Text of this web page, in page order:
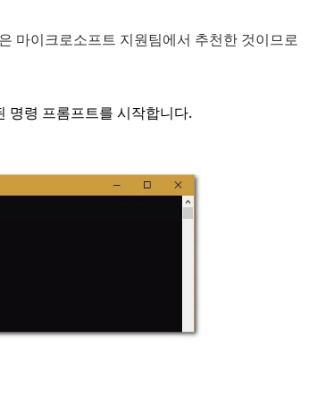
마이크로소프트 지원팀에서 추천한 것이므로
명령 프롬프트를 시작합니다.